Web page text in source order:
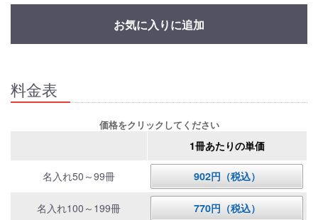
お気に入りに追加
料金表
価格をクリックしてください
1冊あたりの単価
名入れ50～99冊 902円（税込）
名入れ100～199冊 770円（税込）